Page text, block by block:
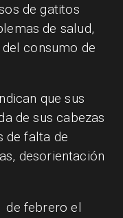
de gatitos
de salud,
consumo de
que sus
de sus cabezas
de falta de
desorientación
de febrero el